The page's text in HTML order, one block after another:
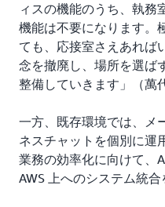
ィスの機能のうち、執務
機能は不要になります。
ても、応接室さえあれば
念を撤廃し、場所を選ば
整備していきます」（萬
一方、既存環境では、メ
ネスチャットを個別に運
業務の効率化に向けて、
AWS 上へのシステム統合